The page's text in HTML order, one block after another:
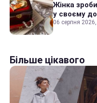
Жінка
у своєму
06 серпня
Більше цікавого